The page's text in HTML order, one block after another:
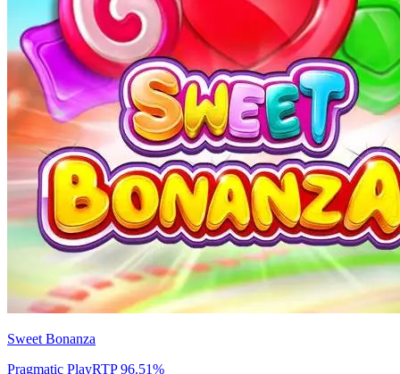
Sweet Bonanza
Pragmatic PlayRTP96.51%